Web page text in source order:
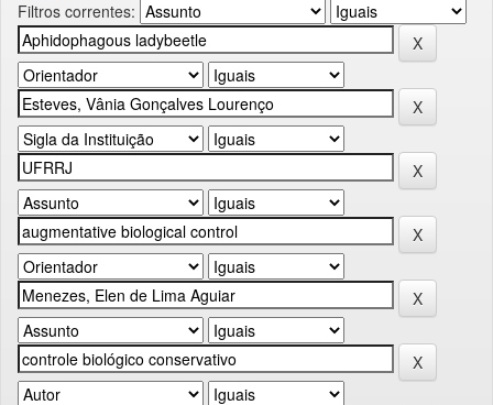
Filtros correntes: